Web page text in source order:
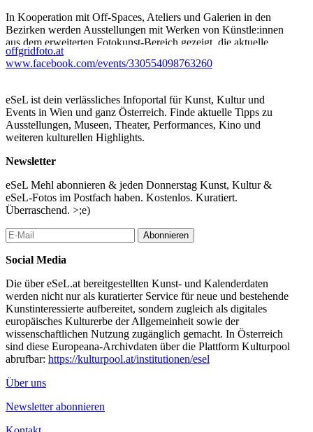
In Kooperation mit Off-Spaces, Ateliers und Galerien in den
Bezirken werden Ausstellungen mit Werken von Künstle:innen
aus dem erweiterten Fotokunst-Bereich gezeigt, die aktuelle
Relevanz und künstlerische Qualitäten im Sinne einer freien
Position aufweisen.
Besonders wollen wir die unmittelbare Nachbarschaft der
Festivalzentrale in der GREEN DOOR artists space & gallery,
mit dem Kreta Grätzl, Sonnwendviertel und dem Caritas
Bildungszentrum im Kempelenpark ansprechen und zu einem
ins Leben gerufen und fand im Oktober 2020 zum ersten mal
statt. Mit der Festivalzentrale in der Galerie Die Schöne im 16.
Bezirk und 4 Partnerlocations in der Stadt konnten über 45
Künstler:innen in verschiedenen Ausstellungen präsentiert
werden.
...Mehr lesen
offgridfoto.at
www.facebook.com/events/330554098763260
eSeL ist dein verlässliches Infoportal für Kunst, Kultur und
Events in Wien und ganz Österreich. Finde aktuelle Tipps zu
Ausstellungen, Museen, Theater, Performances, Kino und
weiteren kulturellen Highlights.
Newsletter
eSeL Mehl abonnieren & jeden Donnerstag Kunst, Kultur &
eSeL-Fotos im Postfach haben. Kostenlos. Kuratiert.
Überraschend. >;e)
Abonnieren
Social Media
Die über eSeL.at bereitgestellten Kunst- und Kalenderdaten
werden nicht nur als kuratierter Service für neue und bestehende
Kunstinteressierte aufbereitet, sondern zugleich als digitales
europäisches Kulturerbe der Allgemeinheit sowie der
wissenschaftlichen Nutzung zugänglich gemacht. In Österreich
sind diese Europeana-Archivdaten über die Plattform Kulturpool
abrufbar: https://kulturpool.at/institutionen/esel
Über uns
Newsletter abonnieren